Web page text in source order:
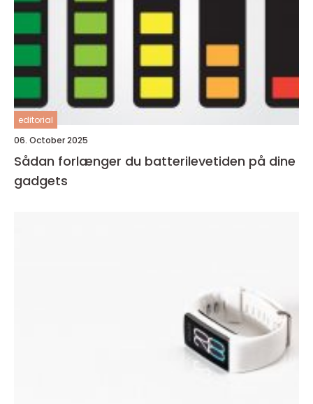
editorial
06. October 2025
Sådan forlænger du batterilevetiden på dine
gadgets